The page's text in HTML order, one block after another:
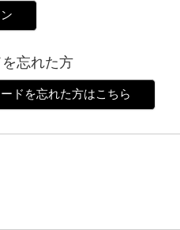
忘れた方
ドを忘れた方はこちら